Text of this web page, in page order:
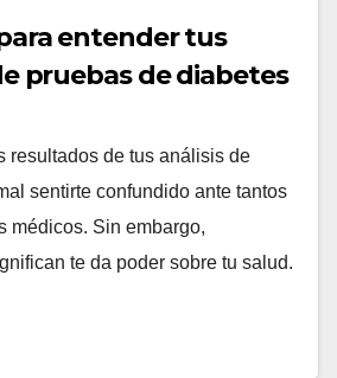
entender tus
pruebas de diabetes
resultados de tus análisis de
sentirte confundido ante tantos
médicos. Sin embargo,
te da poder sobre tu salud.